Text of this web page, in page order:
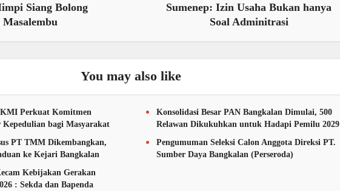
Siang Bolong
Sumenep: Izin Usaha Bukan hanya
Soal Adminitrasi
You may also like
KMI Perkuat Komitmen
Kepedulian bagi Masyarakat
Konsolidasi Besar PAN Bangkalan Dimulai, 500
Relawan Dikukuhkan untuk Hadapi Pemilu 2029
PT TMM Dikembangkan,
ke Kejari Bangkalan
Pengumuman Seleksi Calon Anggota Direksi PT.
Sumber Daya Bangkalan (Perseroda)
Kebijakan Gerakan
: Sekda dan Bapenda